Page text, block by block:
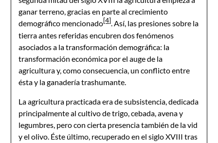
ganar terreno, gracias en parte al crecimiento
demográfico mencionado[4]. Así, las presiones sobre la
tierra antes referidas encubren dos fenómenos
asociados a la transformación demográfica: la
transformación económica por el auge de la
agricultura y, como consecuencia, un conflicto entre
ésta y la ganadería trashumante.
La agricultura practicada era de subsistencia, dedicada
principalmente al cultivo de trigo, cebada, avena y
legumbres, pero con cierta presencia también de la vid
y el olivo. Éste último, recuperado en el siglo XVIII tras